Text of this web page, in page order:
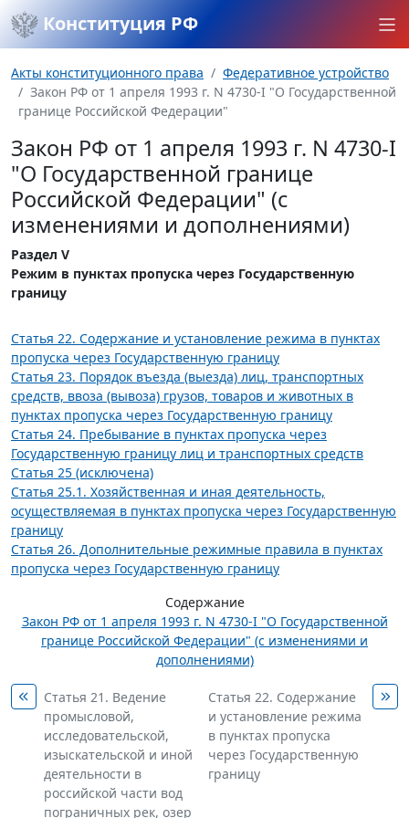
Конституция РФ
Акты конституционного права
Федеративное устройство
Закон РФ от 1 апреля 1993 г. N 4730-I "О Государственной
границе Российской Федерации"
Закон РФ от 1 апреля 1993 г. N 4730-I
"О Государственной границе
Российской Федерации" (с
изменениями и дополнениями)
Раздел V
Режим в пунктах пропуска через Государственную
границу
Статья 22. Содержание и установление режима в пунктах
пропуска через Государственную границу
Статья 23. Порядок въезда (выезда) лиц, транспортных
средств, ввоза (вывоза) грузов, товаров и животных в
пунктах пропуска через Государственную границу
Статья 24. Пребывание в пунктах пропуска через
Государственную границу лиц и транспортных средств
Статья 25 (исключена)
Статья 25.1. Хозяйственная и иная деятельность,
осуществляемая в пунктах пропуска через Государственную
границу
Статья 26. Дополнительные режимные правила в пунктах
пропуска через Государственную границу
Содержание
Закон РФ от 1 апреля 1993 г. N 4730-I "О Государственной
границе Российской Федерации" (с изменениями и
дополнениями)
Статья 21. Ведение
промысловой,
исследовательской,
изыскательской и иной
деятельности в
российской части вод
пограничных рек, озер
Статья 22. Содержание
и установление режима
в пунктах пропуска
через Государственную
границу